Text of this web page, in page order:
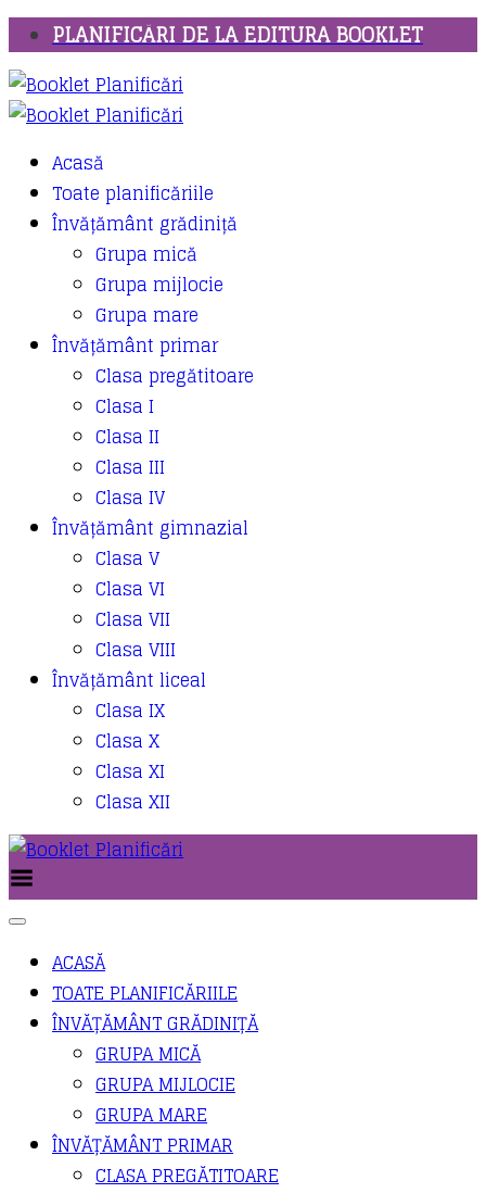
PLANIFICĂRI DE LA EDITURA BOOKLET
Acasă
Toate planificăriile
Învățământ grădiniță
Grupa mică
Grupa mijlocie
Grupa mare
Învățământ primar
Clasa pregătitoare
Clasa I
Clasa II
Clasa III
Clasa IV
Învățământ gimnazial
Clasa V
Clasa VI
Clasa VII
Clasa VIII
Învățământ liceal
Clasa IX
Clasa X
Clasa XI
Clasa XII
ACASĂ
TOATE PLANIFICĂRIILE
ÎNVĂȚĂMÂNT GRĂDINIȚĂ
GRUPA MICĂ
GRUPA MIJLOCIE
GRUPA MARE
ÎNVĂȚĂMÂNT PRIMAR
CLASA PREGĂTITOARE